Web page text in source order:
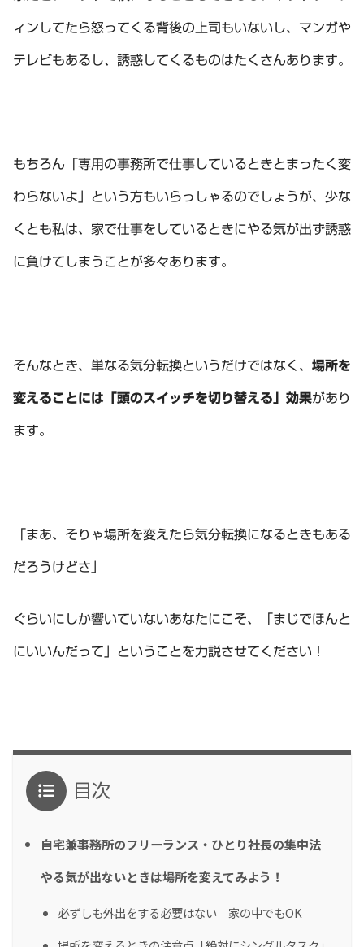
ィンしてたら怒ってくる背後の上司もいないし、マンガや
テレビもあるし、誘惑してくるものはたくさんあります。
もちろん「専用の事務所で仕事しているときとまったく変
わらないよ」という方もいらっしゃるのでしょうが、少な
くとも私は、家で仕事をしているときにやる気が出ず誘惑
に負けてしまうことが多々あります。
そんなとき、単なる気分転換というだけではなく、 場所を
変えることには「頭のスイッチを切り替える」効果があり
ます。
「まあ、そりゃ場所を変えたら気分転換になるときもある
だろうけどさ」
ぐらいにしか響いていないあなたにこそ、「まじでほんと
にいいんだって」ということを力説させてください！
目次
自宅兼事務所のフリーランス・ひとり社長の集中法
やる気が出ないときは場所を変えてみよう！
必ずしも外出をする必要はない 家の中でもOK